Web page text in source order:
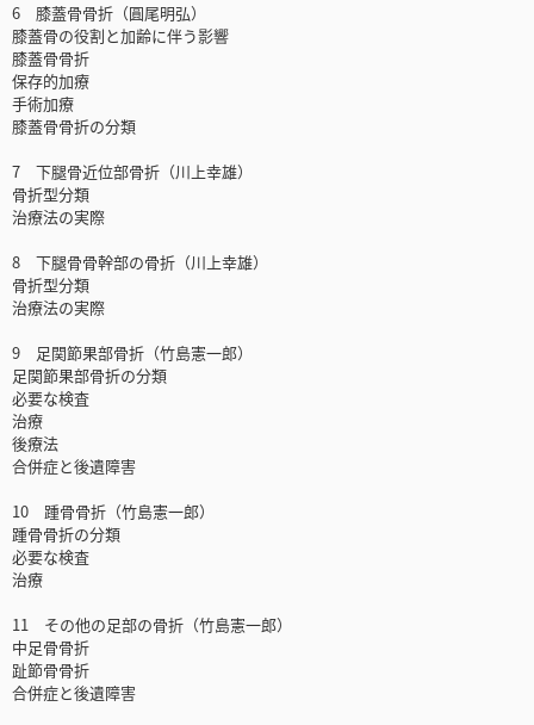
6 膝蓋骨骨折（圓尾明弘）
膝蓋骨の役割と加齢に伴う影響
膝蓋骨骨折
保存的加療
手術加療
膝蓋骨骨折の分類
7 下腿骨近位部骨折（川上幸雄）
骨折型分類
治療法の実際
8 下腿骨骨幹部の骨折（川上幸雄）
骨折型分類
治療法の実際
9 足関節果部骨折（竹島憲一郎）
足関節果部骨折の分類
必要な検査
治療
後療法
合併症と後遺障害
10 踵骨骨折（竹島憲一郎）
踵骨骨折の分類
必要な検査
治療
11 その他の足部の骨折（竹島憲一郎）
中足骨骨折
趾節骨骨折
合併症と後遺障害